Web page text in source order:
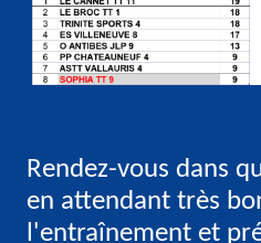
Rendez-vous dans
en attendant très
l'entraînement et